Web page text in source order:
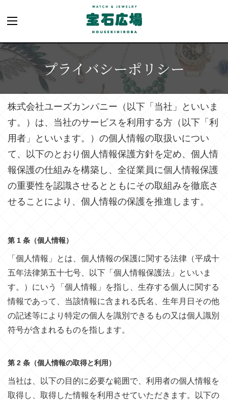
プライバシーポリシー
株式会社ユーズカンパニー（以下「当社」といいま
す。）は、当社のサービスを利用する方（以下「利
用者」といいます。）の個人情報の取扱いについ
て、以下のとおり個人情報保護方針を定め、個人情
報保護の仕組みを構築し、全従業員に個人情報保護
の重要性を認識させるとともにその取組みを徹底さ
せることにより、個人情報の保護を推進します。
第 1 条（個人情報）
「個人情報」とは、個人情報の保護に関する法律（平成十
五年法律第五十七号、以下「個人情報保護法」といいま
す。）にいう「個人情報」を指し、生存する個人に関する
情報であって、当該情報に含まれる氏名、生年月日その他
の記述等により特定の個人を識別できるもの又は個人識別
符号が含まれるものを指します。
第 2 条（個人情報の取得と利用）
当社は、以下の目的に必要な範囲で、利用者の個人情報を
取得し、取得した情報を利用させていただきます。以下の